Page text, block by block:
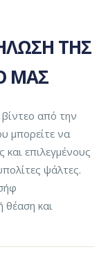
ΤΗΣ
ΜΑΣ
από την
μπορείτε να
επιλεγμένους
ψάλτες.
θέαση και